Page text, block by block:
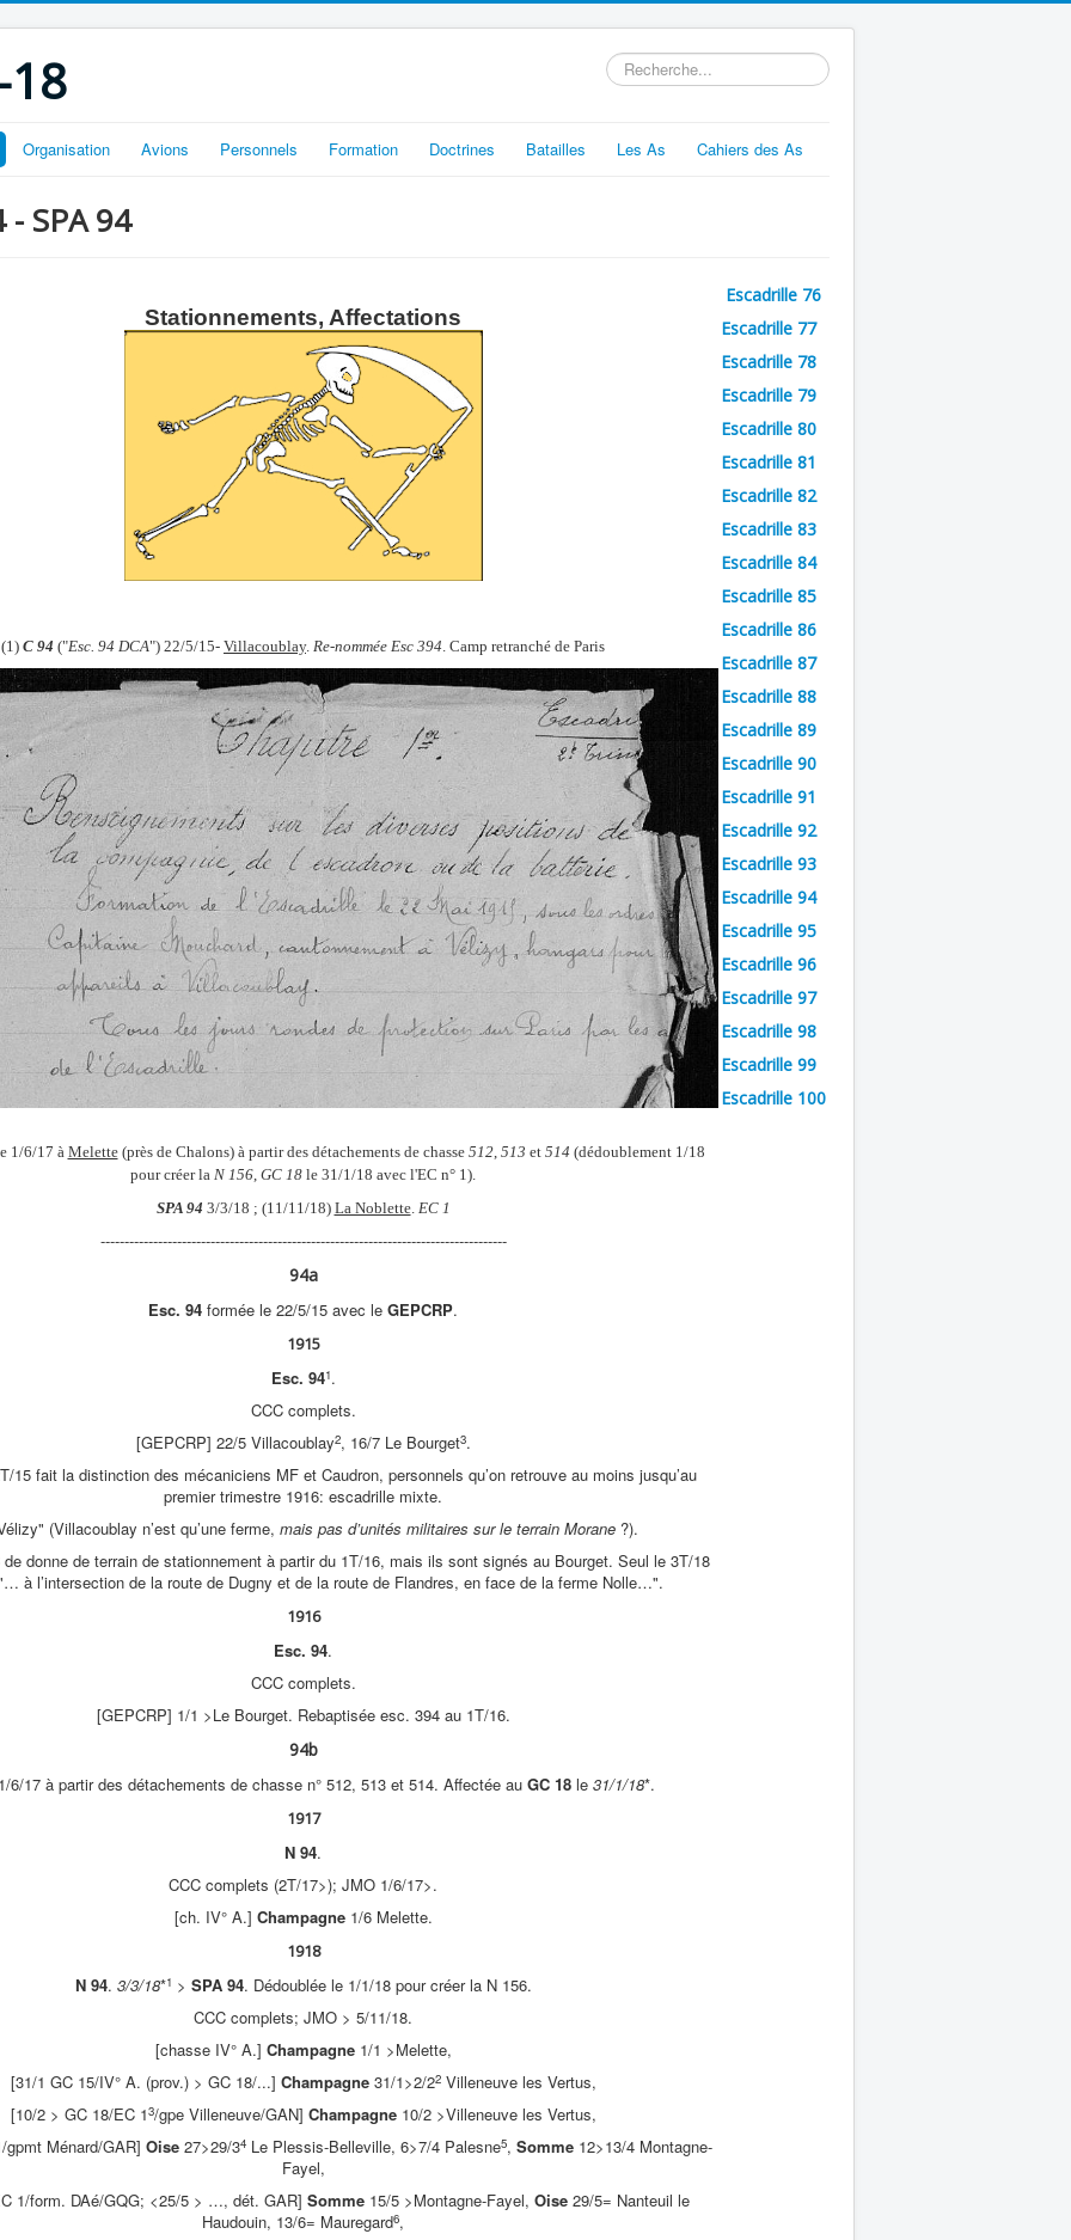
Rechercher
Organisation Avions Personnels Formation Doctrines Batailles Les As Cahiers des As
- SPA 94
Stationnements, Affectations
(1) C 94 ("Esc. 94 DCA") 22/5/15- Villacoublay. Re-nommée Esc 394. Camp retranché de Paris
1/6/17 à Melette(près de Chalons) à partir des détachements de chasse 512, 513 et 514 (dédoublement 1/18
pour créer la N 156, GC 18 le 31/1/18 avec l'EC n° 1).
SPA 94 3/3/18 ; (11/11/18) La Noblette. EC 1
-------------------------------------------------------------------------------------
94a
Esc. 94 formée le 22/5/15 avec le GEPCRP.
1915
Esc. 941.
CCC complets.
[GEPCRP] 22/5 Villacoublay2, 16/7 Le Bourget3.
15 fait la distinction des mécaniciens MF et Caudron, personnels qu’on retrouve au moins jusqu’au
premier trimestre 1916: escadrille mixte.
(Villacoublay n’est qu’une ferme, mais pas d’unités militaires sur le terrain Morane ?).
de donne de terrain de stationnement à partir du 1T/16, mais ils sont signés au Bourget. Seul le 3T/18
à l’intersection de la route de Dugny et de la route de Flandres, en face de la ferme Nolle…".
1916
Esc. 94.
CCC complets.
[GEPCRP] 1/1 >Le Bourget. Rebaptisée esc. 394 au 1T/16.
94b
6/17 à partir des détachements de chasse n° 512, 513 et 514. Affectée au GC 18le 31/1/18*.
1917
N 94.
CCC complets (2T/17>); JMO 1/6/17>.
[ch. IV° A.] Champagne1/6 Melette.
1918
N 94. 3/3/18*1 > SPA 94. Dédoublée le 1/1/18 pour créer la N 156.
CCC complets; JMO > 5/11/18.
[chasse IV° A.] Champagne1/1 >Melette,
[31/1 GC 15/IV° A. (prov.) > GC 18/...] Champagne31/1>2/22Villeneuve les Vertus,
[10/2 > GC 18/EC 13/gpe Villeneuve/GAN] Champagne10/2 >Villeneuve les Vertus,
Ménard/GAR] Oise 27>29/34 Le Plessis-Belleville, 6>7/4 Palesne5, Somme 12>13/4 Montagne-
Fayel,
1/form. DAé/GQG; <25/5 > …, dét. GAR] Somme 15/5 >Montagne-Fayel, Oise 29/5= Nanteuil le
Haudouin, 13/6= Mauregard6,
Escadrille 76
Escadrille 77
Escadrille 78
Escadrille 79
Escadrille 80
Escadrille 81
Escadrille 82
Escadrille 83
Escadrille 84
Escadrille 85
Escadrille 86
Escadrille 87
Escadrille 88
Escadrille 89
Escadrille 90
Escadrille 91
Escadrille 92
Escadrille 93
Escadrille 94
Escadrille 95
Escadrille 96
Escadrille 97
Escadrille 98
Escadrille 99
Escadrille 100